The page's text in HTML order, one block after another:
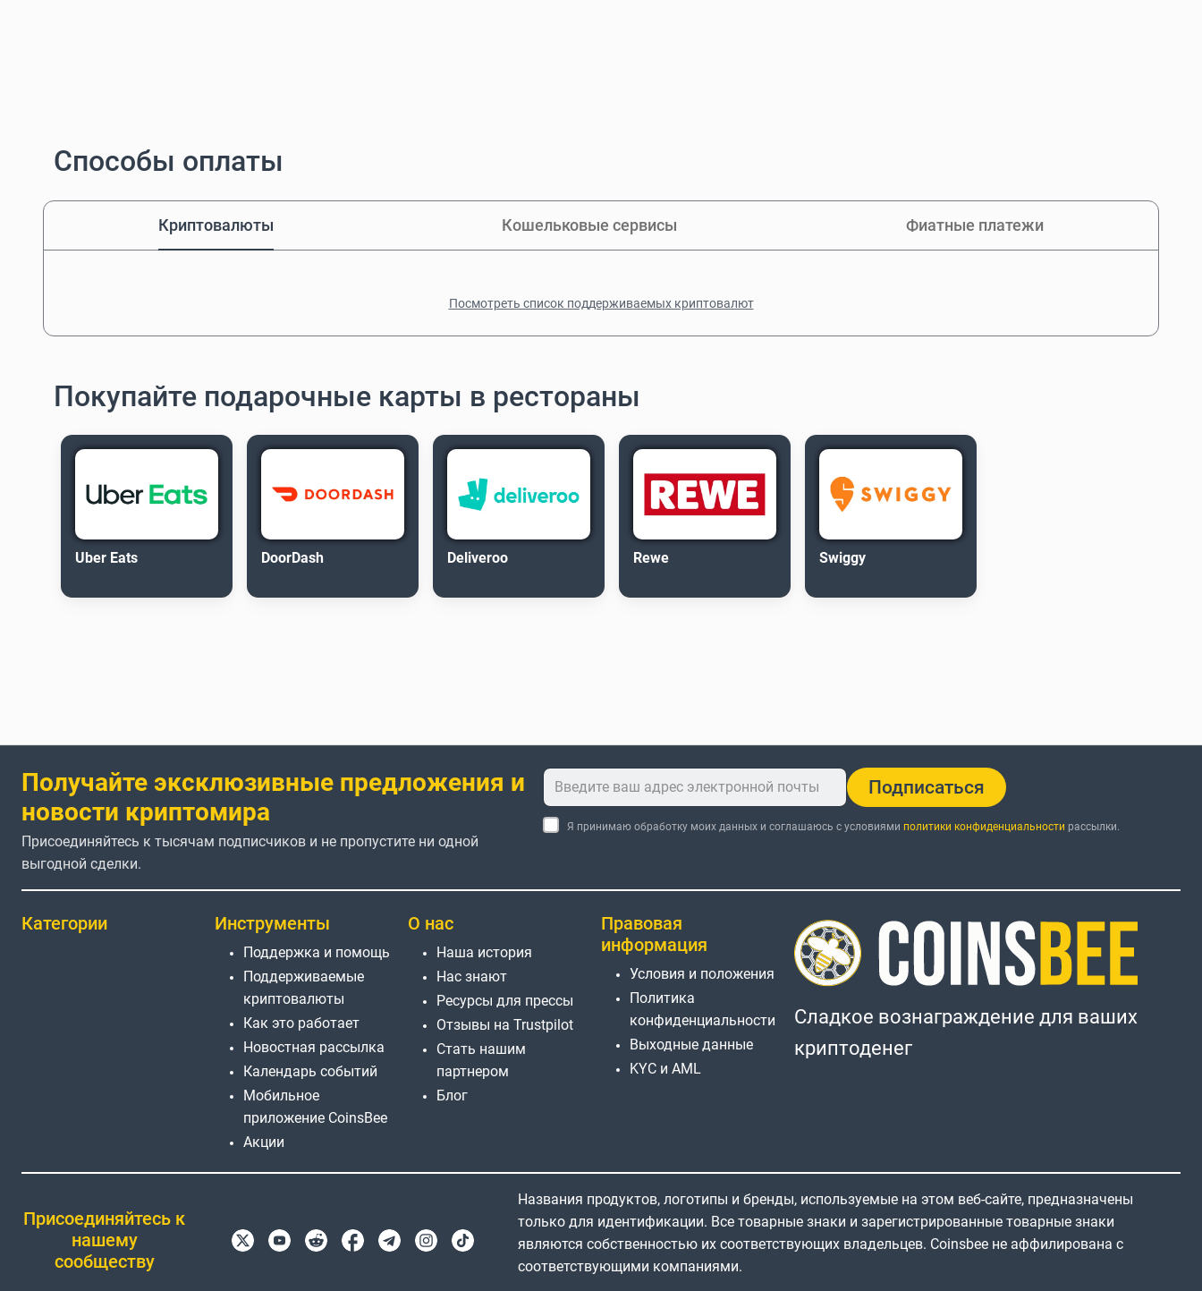
Способы оплаты
Криптовалюты Кошельковые сервисы Фиатные платежи
Посмотреть список поддерживаемых криптовалют
Покупайте подарочные карты в рестораны
Uber Eats DoorDash Deliveroo Rewe Swiggy
Получайте эксклюзивные предложения и
новости криптомира
Присоединяйтесь к тысячам подписчиков и не пропустите ни одной
выгодной сделки.
Подписаться
Я принимаю обработку моих данных и соглашаюсь с условиями политики конфиденциальности рассылки.
Категории Инструменты
Поддержка и помощь
Поддерживаемые
криптовалюты
Как это работает
Новостная рассылка
Календарь событий
Мобильное
приложение CoinsBee
Акции
О нас
Наша история
Нас знают
Ресурсы для прессы
Отзывы на Trustpilot
Стать нашим
партнером
Блог
Правовая
информация
Условия и положения
Политика
конфиденциальности
Выходные данные
KYC и AML
Сладкое вознаграждение для ваших
криптоденег
Присоединяйтесь к
нашему
сообществу
Названия продуктов, логотипы и бренды, используемые на этом веб-сайте, предназначены
только для идентификации. Все товарные знаки и зарегистрированные товарные знаки
являются собственностью их соответствующих владельцев. Coinsbee не аффилирована с
соответствующими компаниями.